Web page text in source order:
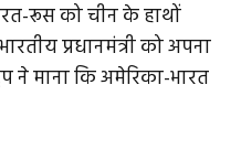
रूस को चीन के हाथों
प्रधानमंत्री को अपना
ने माना कि अमेरिका-भारत